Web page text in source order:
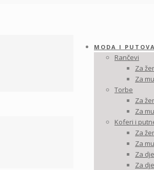
MODA I
Rančevi
Za
Za
Torbe
Za
Za
Koferi i
Za
Za
Za
Za